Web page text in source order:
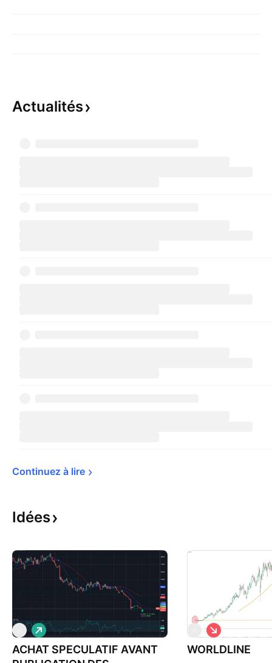
Actualités
Continuez à lire
Idées
ACHAT SPECULATIF AVANT
L
o
n
g
WORLDLINE
S
h
o